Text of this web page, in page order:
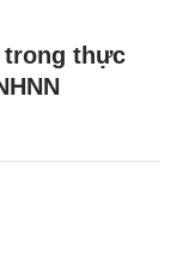
trong thực